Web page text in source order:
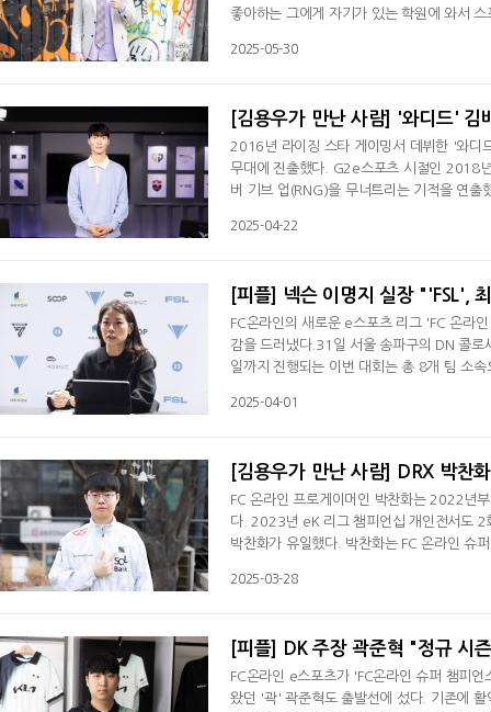
좋아하는 그에게 자기가 있는 학원에 와서
재미있을 거 같다고 생각하던 그는 친구의
2025-05-30
[김용우가 만난 사람] '와디드'
2016년 라이징 스타 게이밍서 데뷔한 '와디
무대에 진출했다. G2e스포츠 시절인 2018
버 기브 업(RNG)을 무너트리는 기적을 연
라'라는 별명도 얻었다. 2021년 라틴 아메리
2025-04-22
[피플] 넥슨 이명지 실장 "'FSL',
FC온라인의 새로운 e스포츠 리그 'FC 온라
감을 드러냈다.31일 서울 송파구의 DN 콜
일까지 진행되는 이번 대회는 총 8개 팀 소
파 온라인 3' 때부터 어떻게 하면 더 흥미로
2025-04-01
[김용우가 만난 사람] DRX 박찬
FC 온라인 프로게이머인 박찬화는 2022년
다. 2023년 eK 리그 챔피언십 개인전서도 2
박찬화가 유일했다. 박찬화는 FC 온라인 슈
함께 다시 한 번 정상 도전에 나선다.◆ 생각
2025-03-28
[피플] DK 주장 곽준혁 "정규 시
FC온라인 e스포츠가 'FC온라인 슈퍼 챔피
왔던 '곽' 곽준혁도 출발선에 섰다. 기존에